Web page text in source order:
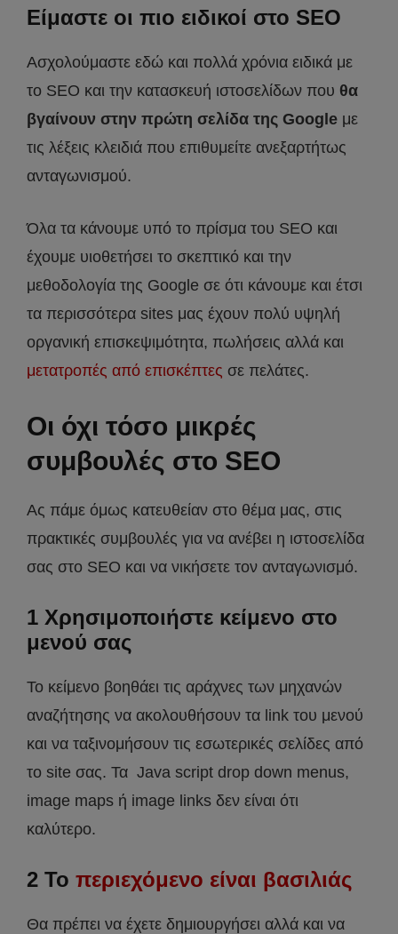
Είμαστε οι πιο ειδικοί στο SEO
Ασχολούμαστε εδώ και πολλά χρόνια ειδικά με
το SEO και την κατασκευή ιστοσελίδων που θα
βγαίνουν στην πρώτη σελίδα της Google με
τις λέξεις κλειδιά που επιθυμείτε ανεξαρτήτως
ανταγωνισμού.
Όλα τα κάνουμε υπό το πρίσμα του SEO και
έχουμε υιοθετήσει το σκεπτικό και την
μεθοδολογία της Google σε ότι κάνουμε και έτσι
τα περισσότερα sites μας έχουν πολύ υψηλή
οργανική επισκεψιμότητα, πωλήσεις αλλά και
μετατροπές από επισκέπτες σε πελάτες.
Οι όχι τόσο μικρές
συμβουλές στο SEO
Ας πάμε όμως κατευθείαν στο θέμα μας, στις
πρακτικές συμβουλές για να ανέβει η ιστοσελίδα
σας στο SEO και να νικήσετε τον ανταγωνισμό.
1 Χρησιμοποιήστε κείμενο στο
μενού σας
Το κείμενο βοηθάει τις αράχνες των μηχανών
αναζήτησης να ακολουθήσουν τα link του μενού
και να ταξινομήσουν τις εσωτερικές σελίδες από
το site σας. Τα Java script drop down menus,
image maps ή image links δεν είναι ότι
καλύτερο.
2 Το περιεχόμενο είναι βασιλιάς
Θα πρέπει να έχετε δημιουργήσει αλλά και να